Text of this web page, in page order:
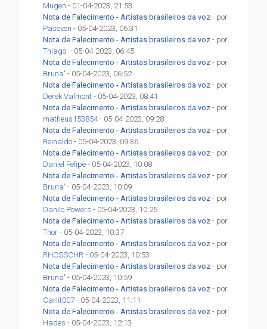
Mugen - 01-04-2023, 21:53
Nota de Falecimento - Artistas brasileiros da voz - por
Paseven - 05-04-2023, 06:31
Nota de Falecimento - Artistas brasileiros da voz - por
Thiago. - 05-04-2023, 06:45
Nota de Falecimento - Artistas brasileiros da voz - por
Bruna' - 05-04-2023, 06:52
Nota de Falecimento - Artistas brasileiros da voz - por
Derek Valmont - 05-04-2023, 08:41
Nota de Falecimento - Artistas brasileiros da voz - por
matheus153854- 05-04-2023, 09:28
Nota de Falecimento - Artistas brasileiros da voz - por
Reinaldo - 05-04-2023, 09:36
Nota de Falecimento - Artistas brasileiros da voz - por
Daniel Felipe - 05-04-2023, 10:08
Nota de Falecimento - Artistas brasileiros da voz - por
Bruna' - 05-04-2023, 10:09
Nota de Falecimento - Artistas brasileiros da voz - por
Danilo Powers - 05-04-2023, 10:25
Nota de Falecimento - Artistas brasileiros da voz - por
Thor - 05-04-2023, 10:37
Nota de Falecimento - Artistas brasileiros da voz - por
RHCSSCHR - 05-04-2023, 10:53
Nota de Falecimento - Artistas brasileiros da voz - por
Bruna' - 05-04-2023, 10:59
Nota de Falecimento - Artistas brasileiros da voz - por
Carlit007 - 05-04-2023, 11:11
Nota de Falecimento - Artistas brasileiros da voz - por
Hades - 05-04-2023, 12:13